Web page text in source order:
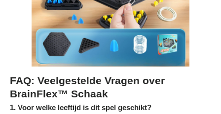
FAQ: Veelgestelde Vragen over
BrainFlex™ Schaak
1. Voor welke leeftijd is dit spel geschikt?